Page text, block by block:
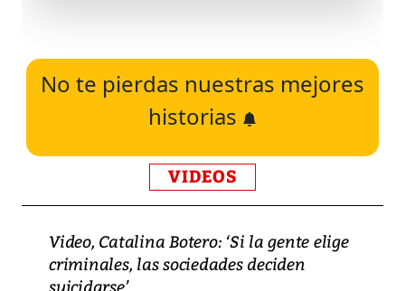
No te pierdas nuestras mejores
historias
VIDEOS
Video, Catalina Botero: ‘Si la gente elige
criminales, las sociedades deciden
suicidarse’